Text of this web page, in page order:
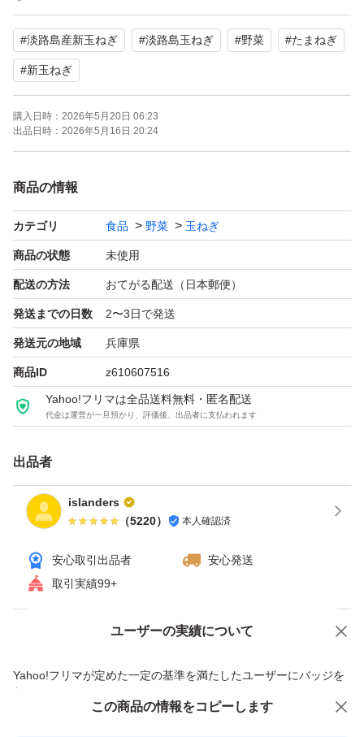
で美味しくいただけます。レンジでチンして鰹節とポン酢
で食べても美味いです。
おてがるゆうパックでの配送となります。よろしくお願い
致します。
量…3kg
#淡路島産新玉ねぎ #淡路島玉ねぎ #野菜 #たまねぎ
#新玉ねぎ
購入日時： 2026年5月20日 06:23
出品日時： 2026年5月16日 20:24
商品の情報
カテゴリ 食品 野菜 玉ねぎ
商品の状態 未使用
配送の方法 おてがる配送（日本郵便）
発送までの日数 2〜3日で発送
発送元の地域 兵庫県
商品ID z610607516
Yahoo!フリマは全品送料無料・匿名配送
代金は運営が一旦預かり、評価後、出品者に支払われます
出品者
islanders
（5220） 本人確認済
安心取引出品者
安心発送
取引実績99+
ユーザーの実績について
Yahoo!フリマが定めた一定の基準を満たしたユーザーにバッジを
付与しています
価格の相談 商品への質問
この商品の情報をコピーします
この商品をみている人にオススメ